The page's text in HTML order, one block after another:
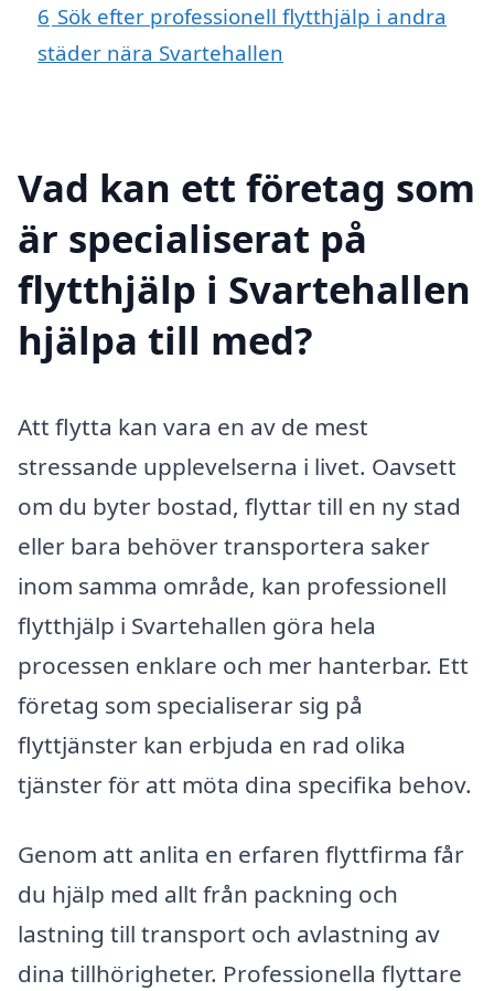
6 Sök efter professionell flytthjälp i andra
städer nära Svartehallen
Vad kan ett företag som
är specialiserat på
flytthjälp i Svartehallen
hjälpa till med?
Att flytta kan vara en av de mest
stressande upplevelserna i livet. Oavsett
om du byter bostad, flyttar till en ny stad
eller bara behöver transportera saker
inom samma område, kan professionell
flytthjälp i Svartehallen göra hela
processen enklare och mer hanterbar. Ett
företag som specialiserar sig på
flyttjänster kan erbjuda en rad olika
tjänster för att möta dina specifika behov.
Genom att anlita en erfaren flyttfirma får
du hjälp med allt från packning och
lastning till transport och avlastning av
dina tillhörigheter. Professionella flyttare